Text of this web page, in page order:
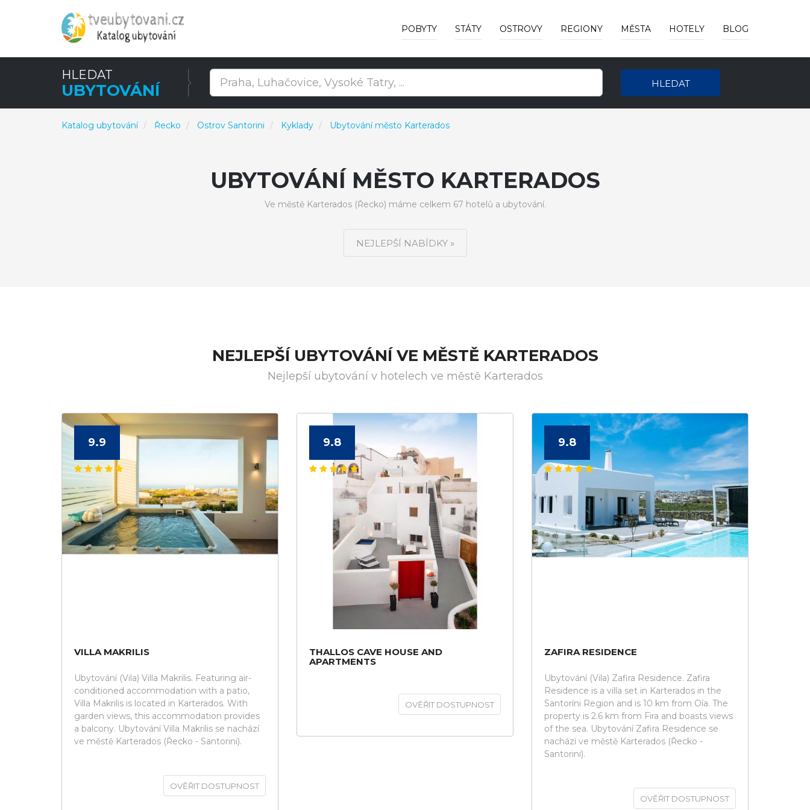
POBYTY STÁTY OSTROVY REGIONY MĚSTA HOTELY BLOG
HLEDAT
UBYTOVÁNÍ HLEDAT
Katalog ubytování Řecko Ostrov Santorini Kyklady Ubytování město Karterados
UBYTOVÁNÍ MĚSTO KARTERADOS
Ve městě Karterados (Řecko) máme celkem 67 hotelů a ubytování.
NEJLEPŠÍ NABÍDKY »
NEJLEPŠÍ UBYTOVÁNÍ VE MĚSTĚ KARTERADOS
Nejlepší ubytování v hotelech ve městě Karterados
9.9
VILLA MAKRILIS
Ubytování (Vila) Villa Makrilis. Featuring air-
conditioned accommodation with a patio,
Villa Makrilis is located in Karterados. With
garden views, this accommodation provides
a balcony. Ubytování Villa Makrilis se nachází
ve městě Karterados (Řecko - Santorini).
OVĚŘIT DOSTUPNOST
9.8
THALLOS CAVE HOUSE AND
APARTMENTS
OVĚŘIT DOSTUPNOST
9.8
ZAFIRA RESIDENCE
Ubytování (Vila) Zafira Residence. Zafira
Residence is a villa set in Karterados in the
Santoríni Region and is 10 km from Oía. The
property is 2.6 km from Fira and boasts views
of the sea. Ubytování Zafira Residence se
nachází ve městě Karterados (Řecko -
Santorini).
OVĚŘIT DOSTUPNOST